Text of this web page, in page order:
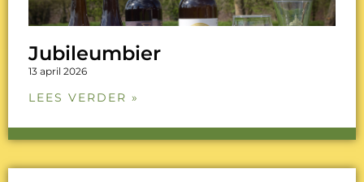
Jubileumbier
13 april 2026
LEES VERDER »